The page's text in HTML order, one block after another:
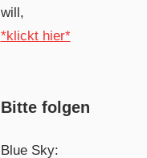
will,
*klickt hier*
Bitte folgen
Blue Sky: